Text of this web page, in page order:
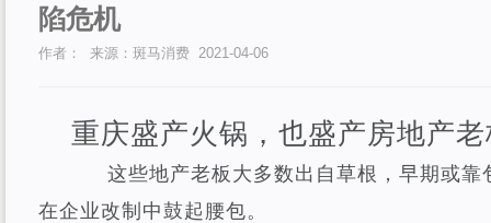
陷危机
作者： 来源：斑马消费 2021-04-06
重庆盛产火锅，也盛产房地产
这些地产老板大多数出自草根，早期或靠
在企业改制中鼓起腰包。